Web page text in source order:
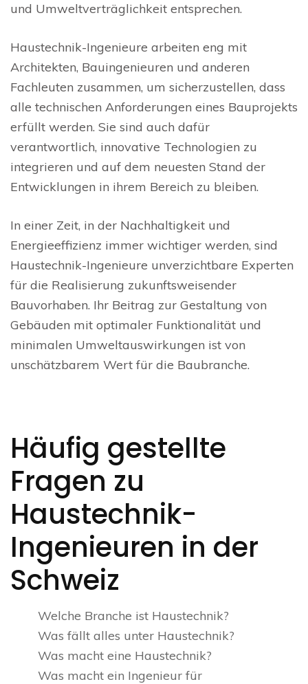
und Umweltverträglichkeit entsprechen.
Haustechnik-Ingenieure arbeiten eng mit
Architekten, Bauingenieuren und anderen
Fachleuten zusammen, um sicherzustellen, dass
alle technischen Anforderungen eines Bauprojekts
erfüllt werden. Sie sind auch dafür
verantwortlich, innovative Technologien zu
integrieren und auf dem neuesten Stand der
Entwicklungen in ihrem Bereich zu bleiben.
In einer Zeit, in der Nachhaltigkeit und
Energieeffizienz immer wichtiger werden, sind
Haustechnik-Ingenieure unverzichtbare Experten
für die Realisierung zukunftsweisender
Bauvorhaben. Ihr Beitrag zur Gestaltung von
Gebäuden mit optimaler Funktionalität und
minimalen Umweltauswirkungen ist von
unschätzbarem Wert für die Baubranche.
Häufig gestellte
Fragen zu
Haustechnik-
Ingenieuren in der
Schweiz
Welche Branche ist Haustechnik?
Was fällt alles unter Haustechnik?
Was macht eine Haustechnik?
Was macht ein Ingenieur für